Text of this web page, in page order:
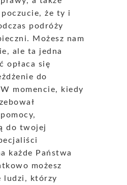
poczucie, że ty i
podróży
Możesz nam
ale ta jedna
opłaca się
do
momencie, kiedy
do twojej
każde Państwa
możesz
ludzi, którzy